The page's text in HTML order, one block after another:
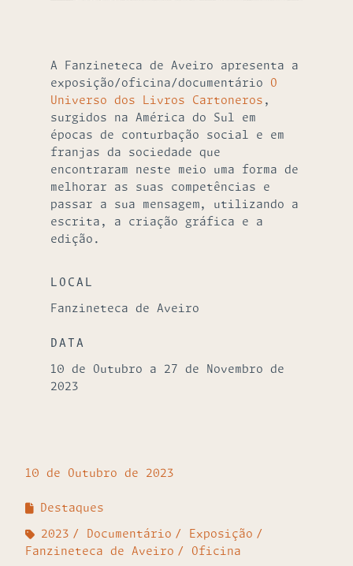
A Fanzineteca de Aveiro apresenta a
exposição/oficina/documentário O
Universo dos Livros Cartoneros ,
surgidos na América do Sul em
épocas de conturbação social e em
franjas da sociedade que
encontraram neste meio uma forma de
melhorar as suas competências e
passar a sua mensagem, utilizando a
escrita, a criação gráfica e a
edição.
LOCAL
Fanzineteca de Aveiro
DATA
10 de Outubro a 27 de Novembro de
2023
10 de Outubro de 2023
Destaques
2023 Documentário
Exposição
Fanzineteca de Aveiro
Oficina